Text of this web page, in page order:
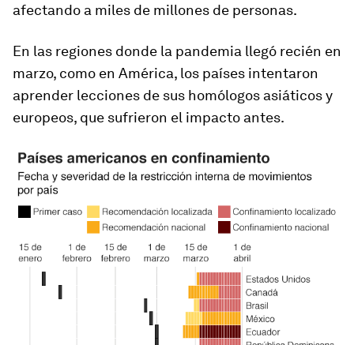
afectando a miles de millones de personas.
En las regiones donde la pandemia llegó recién en
marzo, como en América, los países intentaron
aprender lecciones de sus homólogos asiáticos y
europeos, que sufrieron el impacto antes.